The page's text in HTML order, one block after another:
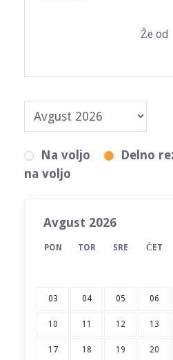
Že od
Na voljo Delno
na voljo
Avgust 2026
PON TOR SRE ČET
03 04 05 06
10 11 12 13
17 18 19 20